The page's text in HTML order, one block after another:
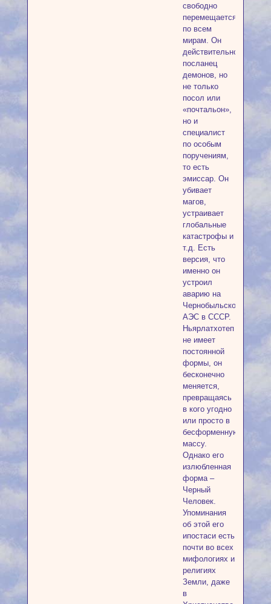
свободно
перемещается
по всем
мирам. Он
действительно
посланец
демонов, но
не только
посол или
«почтальон»,
но и
специалист
по особым
поручениям,
то есть
эмиссар. Он
убивает
магов,
устраивает
глобальные
катастрофы и
т.д. Есть
версия, что
именно он
устроил
аварию на
Чернобыльской
АЭС в СССР.
Ньярлатхотеп
не имеет
постоянной
формы, он
бесконечно
меняется,
превращаясь
в кого угодно
или просто в
бесформенную
массу.
Однако его
излюбленная
форма –
Черный
Человек.
Упоминания
об этой его
ипостаси есть
почти во всех
мифологиях и
религиях
Земли, даже
в